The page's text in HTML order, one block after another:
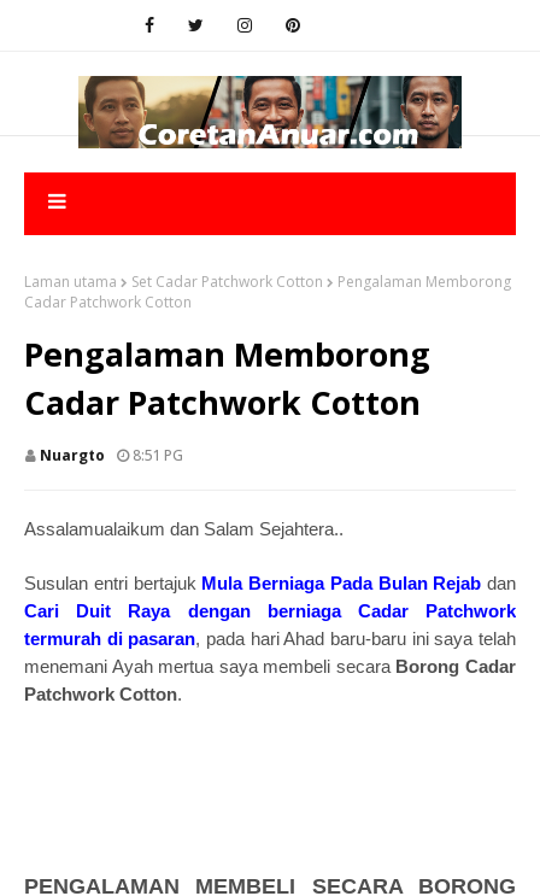
Laman utama Set Cadar Patchwork Cotton
Pengalaman Memborong
Cadar Patchwork Cotton
Pengalaman Memborong
Cadar Patchwork Cotton
Nuargto 8:51 PG
Assalamualaikum dan Salam Sejahtera..
Susulan entri bertajuk Mula Berniaga Pada Bulan Rejab dan
Cari Duit Raya dengan berniaga Cadar Patchwork
termurah di pasaran, pada hari Ahad baru-baru ini saya telah
menemani Ayah mertua saya membeli secara Borong Cadar
Patchwork Cotton.
PENGALAMAN MEMBELI SECARA BORONG